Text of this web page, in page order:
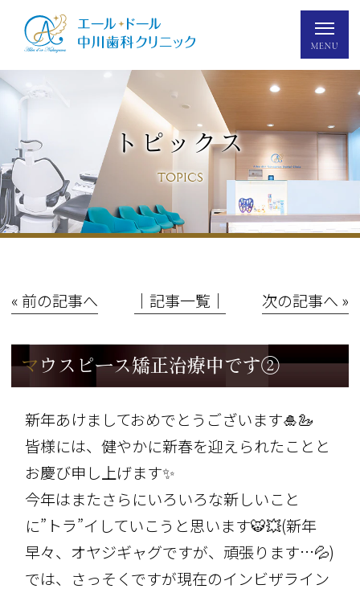
トピックス
TOPICS
« 前の記事へ │記事一覧│ 次の記事へ »
マウスピース矯正治療中です②
新年あけましておめでとうございます🎍🦢
皆様には、健やかに新春を迎えられたことと
お慶び申し上げます✨
今年はまたさらにいろいろな新しいこと
に”トラ”イしていこうと思います🐯💥(新年
早々、オヤジギャグですが、頑張ります…💦)
では、さっそくですが現在のインビザライン